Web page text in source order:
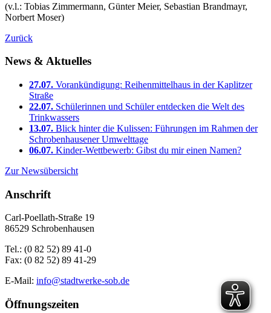
(v.l.: Tobias Zimmermann, Günter Meier, Sebastian Brandmayr,
Norbert Moser)
Zurück
News & Aktuelles
27.07. Vorankündigung: Reihenmittelhaus in der Kaplitzer
Straße
22.07. Schülerinnen und Schüler entdecken die Welt des
Trinkwassers
13.07. Blick hinter die Kulissen: Führungen im Rahmen der
Schrobenhausener Umwelttage
06.07. Kinder-Wettbewerb: Gibst du mir einen Namen?
Zur Newsübersicht
Anschrift
Carl-Poellath-Straße 19
86529 Schrobenhausen
Tel.: (0 82 52) 89 41-0
Fax: (0 82 52) 89 41-29
E-Mail: info@stadtwerke-sob.de
Öffnungszeiten